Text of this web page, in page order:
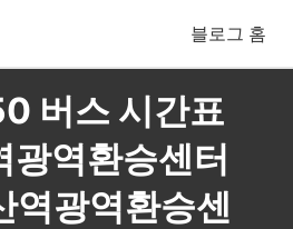
블로그 홈
버스 시간표
광역환승센터
광역환승센